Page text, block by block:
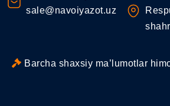
sale@navoiyazot.uz
Barcha shaxsiy ma’lumotlar